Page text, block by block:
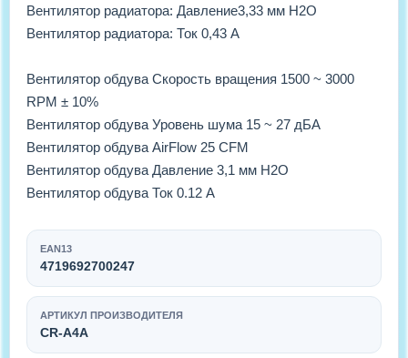
Вентилятор радиатора: Давление3,33 мм H2O
Вентилятор радиатора: Ток 0,43 А
Вентилятор обдува Скорость вращения 1500 ~ 3000
RPM ± 10%
Вентилятор обдува Уровень шума 15 ~ 27 дБА
Вентилятор обдува AirFlow 25 CFM
Вентилятор обдува Давление 3,1 мм H2O
Вентилятор обдува Ток 0.12 А
EAN13
4719692700247
АРТИКУЛ ПРОИЗВОДИТЕЛЯ
CR-A4A